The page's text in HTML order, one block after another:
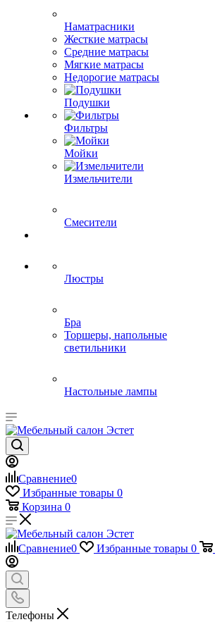
Наматрасники
Жесткие матрасы
Средние матрасы
Мягкие матрасы
Недорогие матрасы
Подушки
Фильтры
Мойки
Измельчители
Смесители
Люстры
Бра
Торшеры, напольные
светильники
Настольные лампы
Сравнение0
Избранные товары 0
Корзина 0
Сравнение0 Избранные товары 0
Телефоны